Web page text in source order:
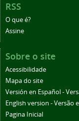
RSS
O que é?
Assine
Sobre o site
Acessibilidade
Mapa do site
Versión en Español -
English version - Versão
Pagina Inicial